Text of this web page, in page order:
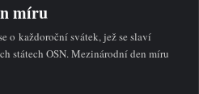
míru
o každoroční svátek, jež se slaví
státech OSN. Mezinárodní den míru